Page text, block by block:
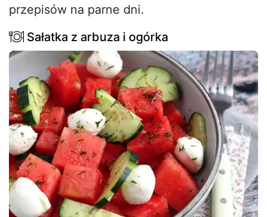
przepisów na parne dni.
Sałatka z arbuza i ogórka